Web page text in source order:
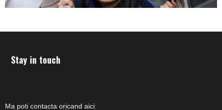
Stay in touch
Ma poti contacta oricand aici: